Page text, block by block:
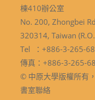
棟410辦公室
No. 200, Zhongbei
320314, Taiwan
Tel ：+886-3-265-
傳真：+886-3-265-
© 中原大學版權所有
書室聯絡